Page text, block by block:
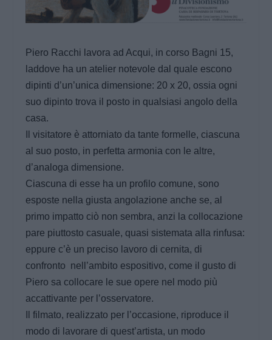
Piero Racchi lavora ad Acqui, in corso Bagni 15,
laddove ha un atelier notevole dal quale escono
dipinti d’un’unica dimensione: 20 x 20, ossia ogni
suo dipinto trova il posto in qualsiasi angolo della
casa.
Il visitatore è attorniato da tante formelle, ciascuna
al suo posto, in perfetta armonia con le altre,
d’analoga dimensione.
Ciascuna di esse ha un profilo comune, sono
esposte nella giusta angolazione anche se, al
primo impatto ciò non sembra, anzi la collocazione
pare piuttosto casuale, quasi sistemata alla rinfusa:
eppure c’è un preciso lavoro di cernita, di
confronto nell’ambito espositivo, come il gusto di
Piero sa collocare le sue opere nel modo più
accattivante per l’osservatore.
Il filmato, realizzato per l’occasione, riproduce il
modo di lavorare di quest’artista, un modo